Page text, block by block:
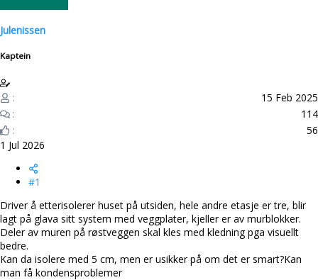
e
Julenissen
Kaptein
15 Feb 2025
114
56
1 Jul 2026
#1
Driver å etterisolerer huset på utsiden, hele andre etasje er tre, blir
lagt på glava sitt system med veggplater, kjeller er av murblokker.
Deler av muren på røstveggen skal kles med kledning pga visuellt
bedre.
Kan da isolere med 5 cm, men er usikker på om det er smart?Kan
man få kondensproblemer